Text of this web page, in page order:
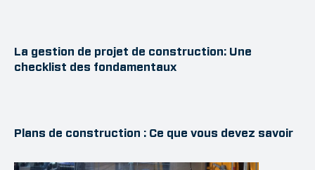
La gestion de projet de construction: Une
checklist des fondamentaux
Plans de construction : Ce que vous devez savoir